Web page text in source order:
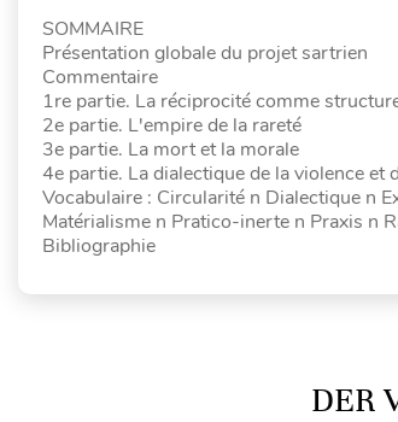
SOMMAIRE
Présentation globale du projet sartrien
Commentaire
1re partie. La réciprocité comme
2e partie. L'empire de la rareté
3e partie. La mort et la morale
4e partie. La dialectique de la violence et
Vocabulaire : Circularité n Dialectique n
Matérialisme n Pratico-inerte n Praxis n
Bibliographie
DER